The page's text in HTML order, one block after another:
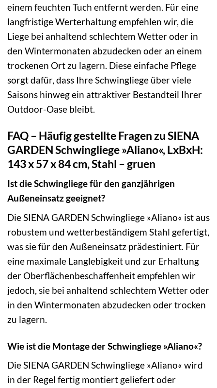
einem feuchten Tuch entfernt werden. Für eine
langfristige Werterhaltung empfehlen wir, die
Liege bei anhaltend schlechtem Wetter oder in
den Wintermonaten abzudecken oder an einem
trockenen Ort zu lagern. Diese einfache Pflege
sorgt dafür, dass Ihre Schwingliege über viele
Saisons hinweg ein attraktiver Bestandteil Ihrer
Outdoor-Oase bleibt.
FAQ – Häufig gestellte Fragen zu SIENA
GARDEN Schwingliege »Aliano«, LxBxH:
143 x 57 x 84 cm, Stahl – gruen
Ist die Schwingliege für den ganzjährigen
Außeneinsatz geeignet?
Die SIENA GARDEN Schwingliege »Aliano« ist aus
robustem und wetterbeständigem Stahl gefertigt,
was sie für den Außeneinsatz prädestiniert. Für
eine maximale Langlebigkeit und zur Erhaltung
der Oberflächenbeschaffenheit empfehlen wir
jedoch, sie bei anhaltend schlechtem Wetter oder
in den Wintermonaten abzudecken oder trocken
zu lagern.
Wie ist die Montage der Schwingliege »Aliano«?
Die SIENA GARDEN Schwingliege »Aliano« wird
in der Regel fertig montiert geliefert oder